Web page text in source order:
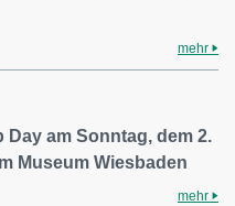
mehr
am Sonntag, dem 2.
Museum Wiesbaden
mehr